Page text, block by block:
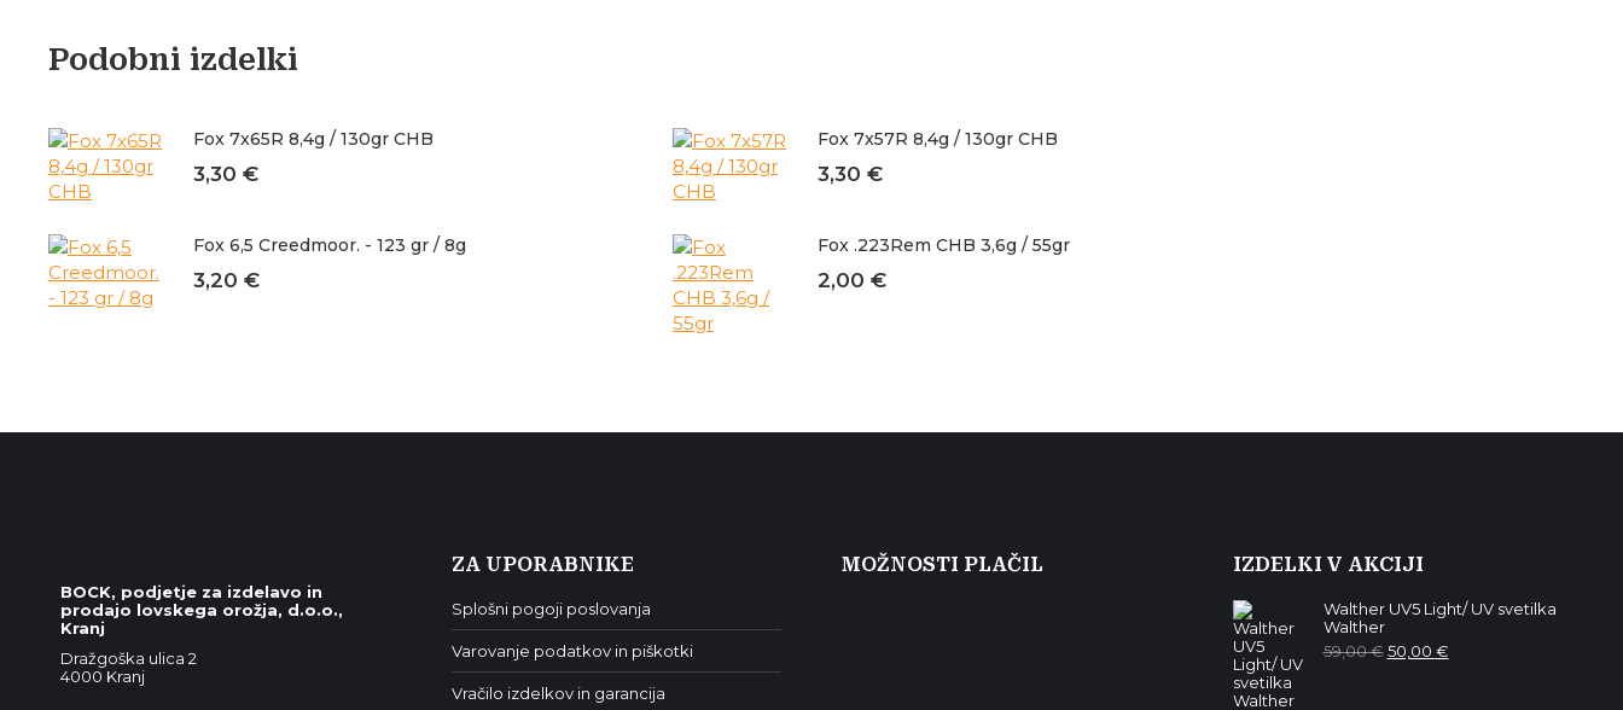
Podobni izdelki
Fox 7x65R 8,4g / 130gr CHB
3,30 €
Fox 7x57R 8,4g / 130gr CHB
3,30 €
Fox 6,5 Creedmoor. - 123 gr / 8g
3,20 €
Fox .223Rem CHB 3,6g / 55gr
2,00 €
BOCK, podjetje za izdelavo in
prodajo lovskega orožja, d.o.o.,
Kranj
Dražgoška ulica 2
4000 Kranj
ZA UPORABNIKE
Splošni pogoji poslovanja
Varovanje podatkov in piškotki
Vračilo izdelkov in garancija
MOŽNOSTI PLAČIL IZDELKI V AKCIJI
Walther UV5 Light/ UV svetilka
Walther
59,00€ Izvirna
50,00 €Trenutna